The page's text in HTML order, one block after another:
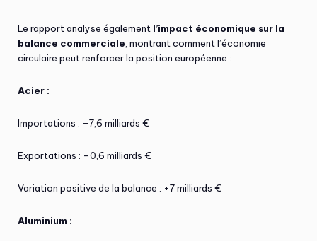
Le rapport analyse également l’impact économique sur la
balance commerciale , montrant comment l’économie
circulaire peut renforcer la position européenne :
Acier :
Importations : –7,6 milliards €
Exportations : –0,6 milliards €
Variation positive de la balance : +7 milliards €
Aluminium :